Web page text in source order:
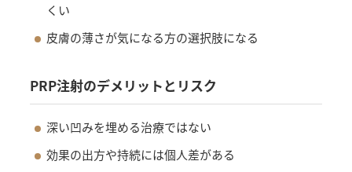
くい
皮膚の薄さが気になる方の選択肢になる
PRP注射のデメリットとリスク
深い凹みを埋める治療ではない
効果の出方や持続には個人差がある